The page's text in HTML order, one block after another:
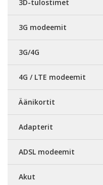
3D-tulostimet
3G modeemit
3G/4G
4G / LTE modeemit
Äänikortit
Adapterit
ADSL modeemit
Akut